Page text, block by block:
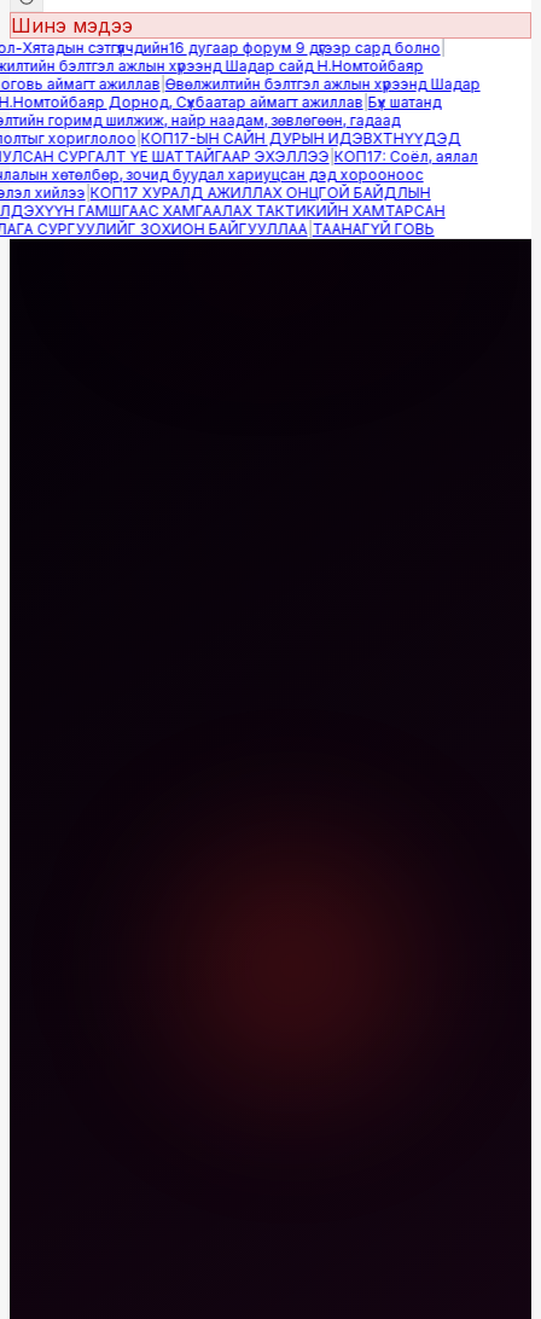
Шинэ мэдээ
сэтгүүлчдийн16 дугаар форум 9 дүгээр сард болно|
бэлтгэл ажлын хүрээнд Шадар сайд Н.Номтойбаяр
аймагт ажиллав|Өвөлжилтийн бэлтгэл ажлын хүрээнд Шадар
Дорнод, Сүхбаатар аймагт ажиллав|Бүх шатанд
горимд шилжиж, найр наадам, зөвлөгөөн, гадаад
хориглолоо|КОП17-ЫН САЙН ДУРЫН ИДЭВХТНҮҮДЭД
СУРГАЛТ ҮЕ ШАТТАЙГААР ЭХЭЛЛЭЭ|КОП17: Соёл, аялал
хөтөлбөр, зочид буудал хариуцсан дэд хорооноос
хийлээ|КОП17 ХУРАЛД АЖИЛЛАХ ОНЦГОЙ БАЙДЛЫН
ГАМШГААС ХАМГААЛАХ ТАКТИКИЙН ХАМТАРСАН
СУРГУУЛИЙГ ЗОХИОН БАЙГУУЛЛАА|ТААНАГҮЙ ГОВЬ